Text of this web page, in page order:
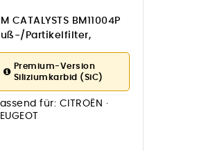
CATALYSTS BM11004P
Partikelfilter,
Premium-Version
Siliziumkarbid (SiC)
für: CITROËN ·